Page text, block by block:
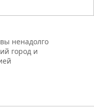
ненадолго
город и